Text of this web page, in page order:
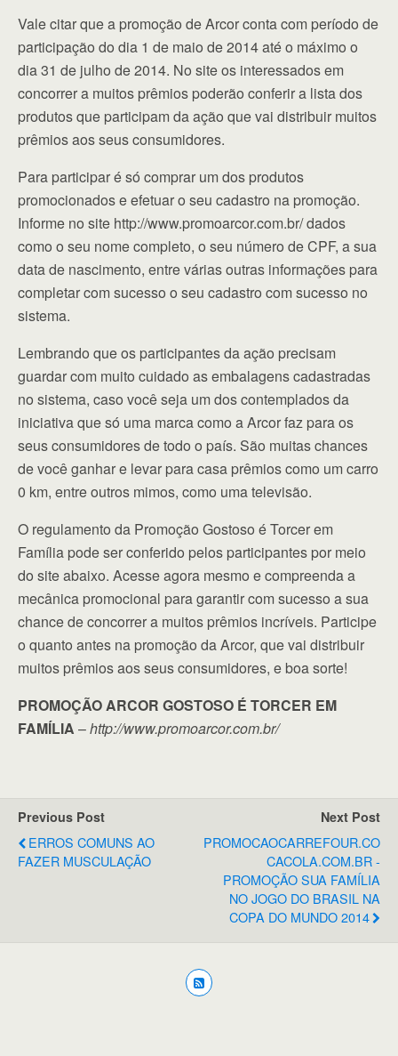
Vale citar que a promoção de Arcor conta com período de
participação do dia 1 de maio de 2014 até o máximo o
dia 31 de julho de 2014. No site os interessados em
concorrer a muitos prêmios poderão conferir a lista dos
produtos que participam da ação que vai distribuir muitos
prêmios aos seus consumidores.
Para participar é só comprar um dos produtos
promocionados e efetuar o seu cadastro na promoção.
Informe no site http://www.promoarcor.com.br/ dados
como o seu nome completo, o seu número de CPF, a sua
data de nascimento, entre várias outras informações para
completar com sucesso o seu cadastro com sucesso no
sistema.
Lembrando que os participantes da ação precisam
guardar com muito cuidado as embalagens cadastradas
no sistema, caso você seja um dos contemplados da
iniciativa que só uma marca como a Arcor faz para os
seus consumidores de todo o país. São muitas chances
de você ganhar e levar para casa prêmios como um carro
0 km, entre outros mimos, como uma televisão.
O regulamento da Promoção Gostoso é Torcer em
Família pode ser conferido pelos participantes por meio
do site abaixo. Acesse agora mesmo e compreenda a
mecânica promocional para garantir com sucesso a sua
chance de concorrer a muitos prêmios incríveis. Participe
o quanto antes na promoção da Arcor, que vai distribuir
muitos prêmios aos seus consumidores, e boa sorte!
PROMOÇÃO ARCOR GOSTOSO É TORCER EM
FAMÍLIA –http://www.promoarcor.com.br/
Previous Post
ERROS COMUNS AO
FAZER MUSCULAÇÃO
Next Post
PROMOCAOCARREFOUR.CO
CACOLA.COM.BR -
PROMOÇÃO SUA FAMÍLIA
NO JOGO DO BRASIL NA
COPA DO MUNDO 2014